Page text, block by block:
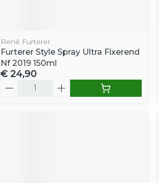
René Furterer
Furterer Style Spray Ultra Fixerend
Nf 2019 150ml
€ 24,90